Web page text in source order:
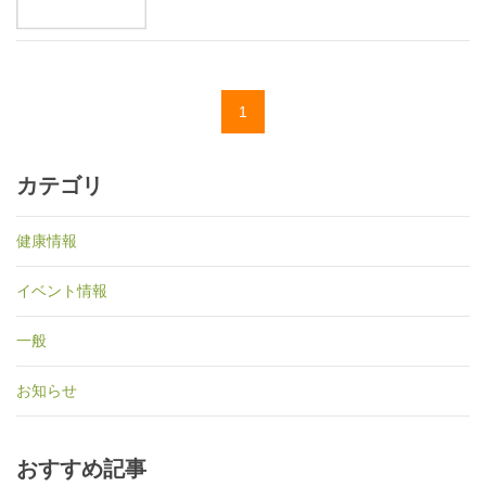
1
カテゴリ
健康情報
イベント情報
一般
お知らせ
おすすめ記事